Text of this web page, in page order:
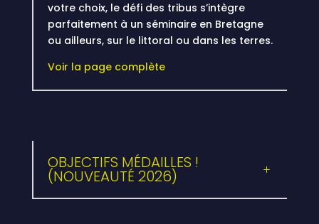
votre choix, le défi des tribus s’intègre
parfaitement à un séminaire en Bretagne
ou ailleurs, sur le littoral ou dans les terres.
Voir la page complète
OBJECTIFS MÉDAILLES !
(NOUVEAUTÉ 2026)